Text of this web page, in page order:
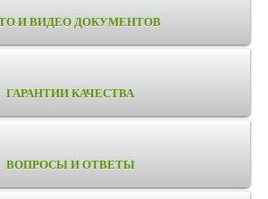
И ВИДЕО ДОКУМЕНТОВ
ГАРАНТИИ КАЧЕСТВА
ВОПРОСЫ И ОТВЕТЫ